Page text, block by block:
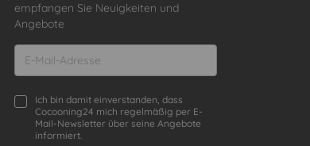
empfangen Sie Neuigkeiten und
Angebote
Ich bin damit einverstanden, dass
Cocooning24 mich regelmäßig per E-
Mail-Newsletter über seine Angebote
informiert.